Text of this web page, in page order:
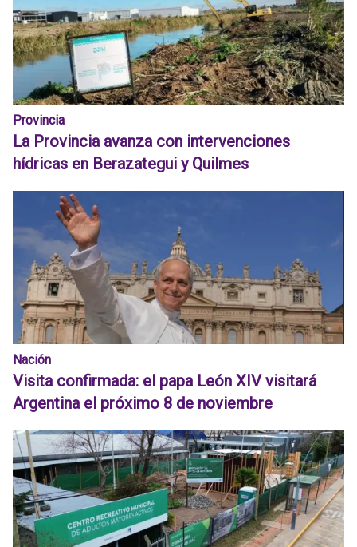
Provincia
La Provincia avanza con intervenciones
hídricas en Berazategui y Quilmes
Nación
Visita confirmada: el papa León XIV visitará
Argentina el próximo 8 de noviembre